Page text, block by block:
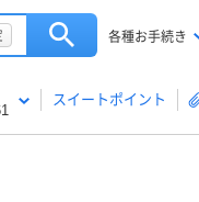
各種お手続き
スイートポイント